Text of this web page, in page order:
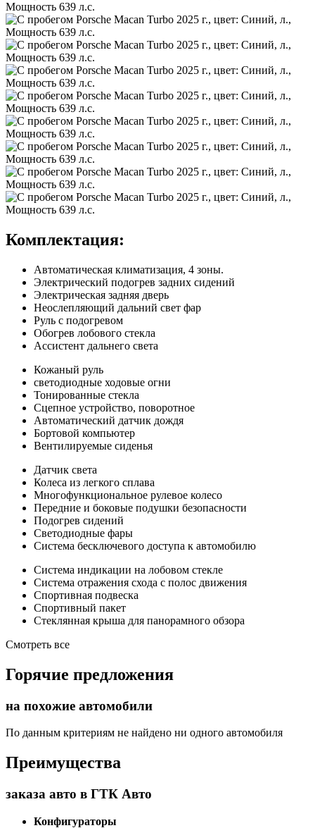
Комплектация:
Автоматическая климатизация, 4 зоны.
Электрический подогрев задних сидений
Электрическая задняя дверь
Неослепляющий дальний свет фар
Руль с подогревом
Обогрев лобового стекла
Ассистент дальнего света
Кожаный руль
светодиодные ходовые огни
Тонированные стекла
Сцепное устройство, поворотное
Автоматический датчик дождя
Бортовой компьютер
Вентилируемые сиденья
Датчик света
Колеса из легкого сплава
Многофункциональное рулевое колесо
Передние и боковые подушки безопасности
Подогрев сидений
Светодиодные фары
Система бесключевого доступа к автомобилю
Система индикации на лобовом стекле
Система отражения схода с полос движения
Спортивная подвеска
Спортивный пакет
Стеклянная крыша для панорамного обзора
Смотреть все
Горячие предложения
на похожие автомобили
По данным критериям не найдено ни одного автомобиля
Преимущества
заказа авто в ГТК Авто
Конфигураторы